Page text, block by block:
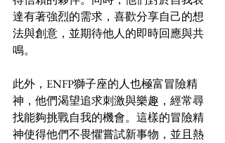
達有著強烈的需求，喜歡分享自己的想
法與創意，並期待他人的即時回應與共
鳴。
此外，ENFP獅子座的人也極富冒險精
神，他們渴望追求刺激與樂趣，經常尋
找能夠挑戰自我的機會。這樣的冒險精
神使得他們不畏懼嘗試新事物，並且熱